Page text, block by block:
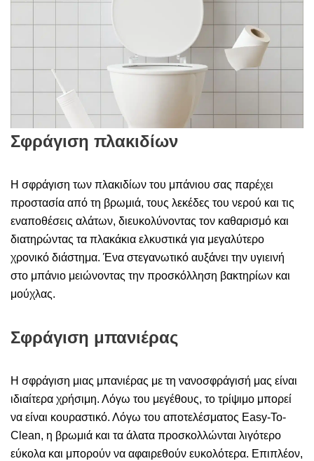
Σφράγιση πλακιδίων
Η σφράγιση των πλακιδίων του μπάνιου σας παρέχει
προστασία από τη βρωμιά, τους λεκέδες του νερού και τις
εναποθέσεις αλάτων, διευκολύνοντας τον καθαρισμό και
διατηρώντας τα πλακάκια ελκυστικά για μεγαλύτερο
χρονικό διάστημα. Ένα στεγανωτικό αυξάνει την υγιεινή
στο μπάνιο μειώνοντας την προσκόλληση βακτηρίων και
μούχλας.
Σφράγιση μπανιέρας
Η σφράγιση μιας μπανιέρας με τη νανοσφράγισή μας είναι
ιδιαίτερα χρήσιμη. Λόγω του μεγέθους, το τρίψιμο μπορεί
να είναι κουραστικό. Λόγω του αποτελέσματος Easy-To-
Clean, η βρωμιά και τα άλατα προσκολλώνται λιγότερο
εύκολα και μπορούν να αφαιρεθούν ευκολότερα. Επιπλέον,